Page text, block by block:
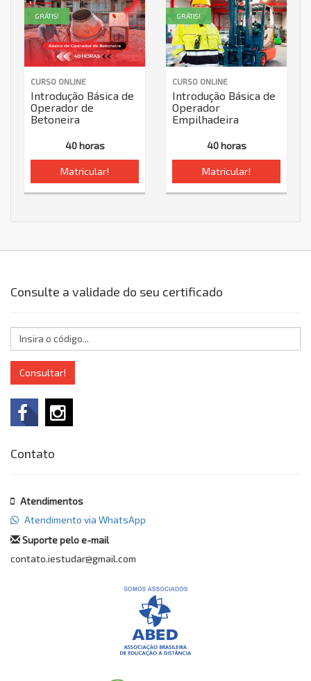
CURSO ONLINE
Introdução Básica de
Operador de
Betoneira
40 horas
Matricular!
GRÁTIS!
CURSO ONLINE
Introdução Básica de
Operador
Empilhadeira
40 horas
Matricular!
GRÁTIS!
Consulte a validade do seu certificado
Consultar!
Contato
Atendimentos
Atendimento via WhatsApp
Suporte pelo e-mail
contato.iestudar@gmail.com